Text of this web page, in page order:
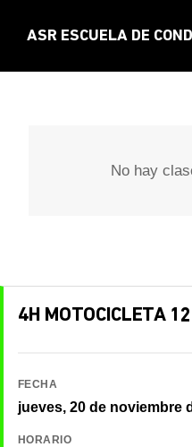
contenido
ASR ESCUELA DE
No hay
4H MOTOCICLETA
FECHA
jueves, 20 de noviembre
HORARIO